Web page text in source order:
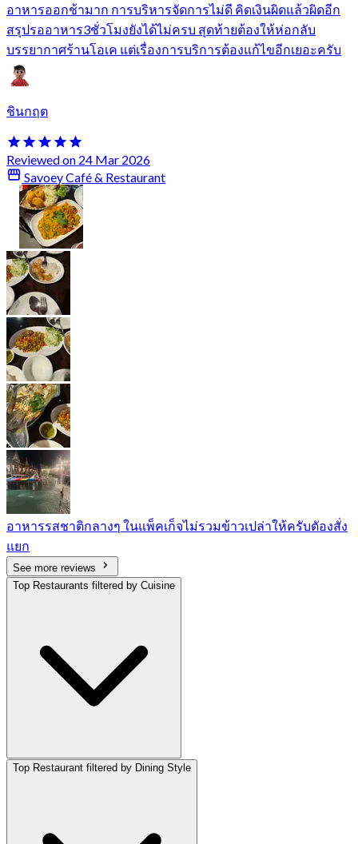
อาหารออกช้ามาก การบริหารจัดการไม่ดี คิดเงินผิดแล้วผิดอีก
สรุปรออาหาร3ชั่วโมงยังได้ไม่ครบ สุดท้ายต้องให้ห่อกลับ
บรรยากาศร้านโอเค แต่เรื่องการบริการต้องแก้ไขอีกเยอะครับ
ชินกฤต
Reviewed on 24 Mar 2026
Savoey Café & Restaurant
อาหารรสชาติกลางๆ ในแพ็คเก็จไม่รวมข้าวเปล่าให้ครับตัองสั่ง
แยก
See more reviews
Top Restaurants filtered by Cuisine
Top Restaurant filtered by Dining Style